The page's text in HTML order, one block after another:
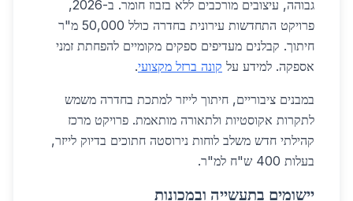
גבוהה, עיצובים מורכבים ללא בזבוז חומר. ב-2026,
פרויקט התחדשות עירונית בחדרה כולל 50,000 מ"ר
חיתוך. קבלנים מעדיפים ספקים מקומיים להפחתת זמני
אספקה. למידע על קונה ברזל מקצועי.
במבנים ציבוריים, חיתוך לייזר למתכת בחדרה משמש
לתקרות אקוסטיות ולתאורה מותאמת. פרויקט מרכז
קהילתי חדש משלב לוחות נירוסטה חתוכים בדיוק לייזר,
בעלות 400 ש"ח למ"ר.
יישומים בתעשייה ובמכונות